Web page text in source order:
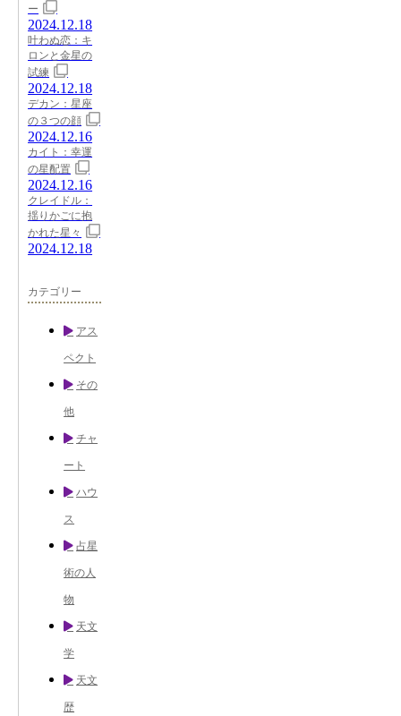
ー
2024.12.18
叶わぬ恋：キ
ロンと金星の
試練
2024.12.18
デカン：星座
の３つの顔
2024.12.16
カイト：幸運
の星配置
2024.12.16
クレイドル：
揺りかごに抱
かれた星々
2024.12.18
カテゴリー
アス
ペクト
その
他
チャ
ート
ハウ
ス
占星
術の人
物
天文
学
天文
歴